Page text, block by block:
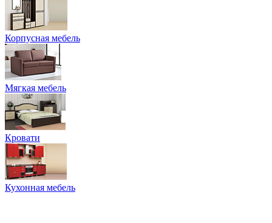
Корпусная мебель
Мягкая мебель
Кровати
Кухонная мебель